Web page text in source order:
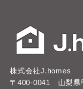
株式会社J.homes
〒400-0041 山梨県